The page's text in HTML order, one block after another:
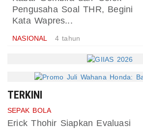
Pengusaha Soal THR, Begini
Kata Wapres...
NASIONAL 4 tahun
TERKINI
SEPAK BOLA
Erick Thohir Siapkan Evaluasi